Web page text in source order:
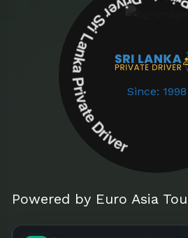
Since: 1998
Sri Lanka Private
Powered by Euro Asia